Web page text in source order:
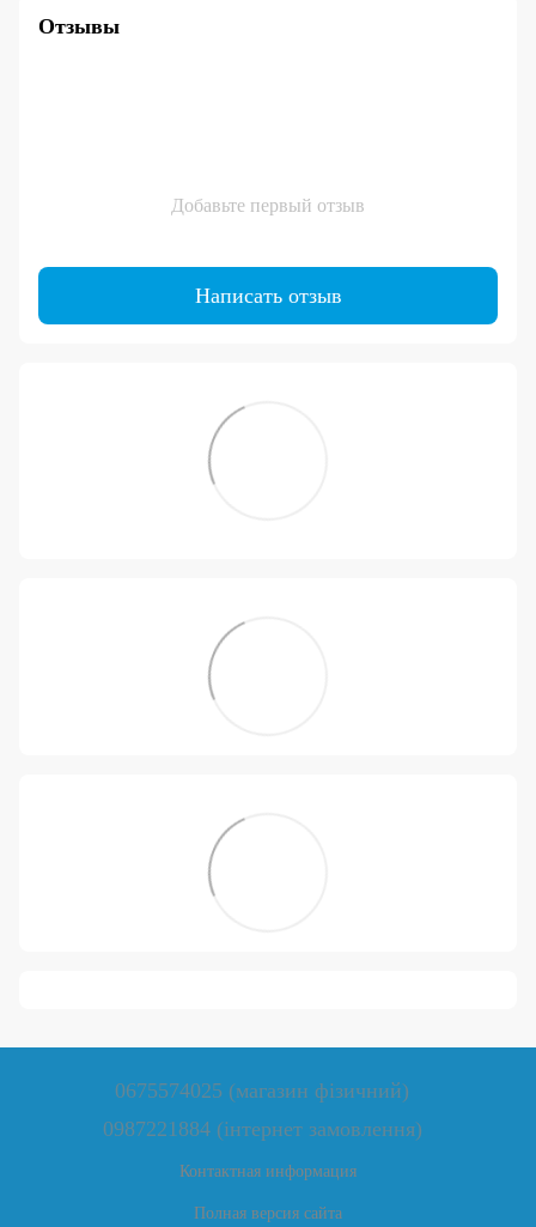
Отзывы
Добавьте первый отзыв
Написать отзыв
0675574025 (магазин фізичний)
0987221884 (інтернет замовлення)
Контактная информация
Полная версия сайта